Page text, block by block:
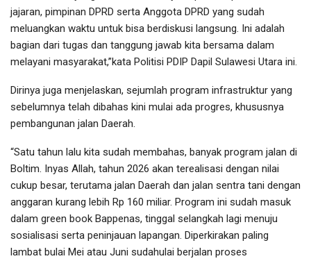
jajaran, pimpinan DPRD serta Anggota DPRD yang sudah
meluangkan waktu untuk bisa berdiskusi langsung. Ini adalah
bagian dari tugas dan tanggung jawab kita bersama dalam
melayani masyarakat,”kata Politisi PDIP Dapil Sulawesi Utara ini.
Dirinya juga menjelaskan, sejumlah program infrastruktur yang
sebelumnya telah dibahas kini mulai ada progres, khususnya
pembangunan jalan Daerah.
“Satu tahun lalu kita sudah membahas, banyak program jalan di
Boltim. Inyas Allah, tahun 2026 akan terealisasi dengan nilai
cukup besar, terutama jalan Daerah dan jalan sentra tani dengan
anggaran kurang lebih Rp 160 miliar. Program ini sudah masuk
dalam green book Bappenas, tinggal selangkah lagi menuju
sosialisasi serta peninjauan lapangan. Diperkirakan paling
lambat bulai Mei atau Juni sudahulai berjalan proses